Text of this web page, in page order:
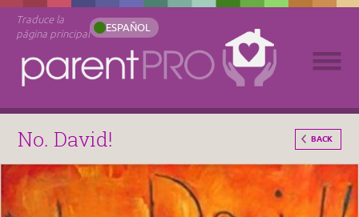
Traduce la
página principal
ESPAÑOL
No. David! BACK